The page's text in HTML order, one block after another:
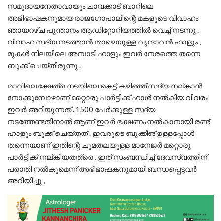
സമുദായനേതാവായും ചാവക്കാട് ബാറിലെ
അഭിഭാഷകനുമായ രാജഗോപാലിന്റെ മകളുടെ വിവാഹം
ഞായറഴ്ച പൂന്താനം ആഡിറ്റോറിയത്തിൽ വെച്ച് നടന്നു .
വിവാഹ സദ്യ നടത്താൻ താഴെയുള്ള വൃന്ദാവൻ ഹാളും ,
മുകൾ നിലയിലെ അമ്പാടി ഹാളും ഇവർ നേരത്തെ തന്നെ
ബുക്ക് ചെയ്തിരുന്നു .
രാവിലെ ക്ഷേത്ര നടയിലെ കെട്ട് കഴിഞ്ഞ് സദ്യ നല്കാൻ
നോക്കുമ്പോഴാണ് മറ്റൊരു പാർട്ടിക്ക് ഹാൾ നൽകിയ വിവരം
ഇവർ അറിയുന്നത് . 1500 പേർക്കുള്ള സദ്യ
നടത്തേണ്ടതിനാൽ ആണ് ഇവർ ഭക്ഷണം നൽകാനായി രണ്ട്
ഹാളും ബുക്ക് ചെയ്തത് . ഇവരുടെ ബുക്കിങ് ഉള്ളപ്പോൾ
തന്നെയാണ് ഇതിന്റെ ചുമതലയുള്ള മാനേജർ മറ്റൊരു
പാർട്ടിക്ക് നല്കിയതത്രെ . ഇത് സംബന്ധിച്ച് ദേവസ്വത്തിന്
പരാതി നൽകുമെന്ന് അഭിഭാഷകനുമായി ബന്ധപ്പെട്ടവർ
അറിയിച്ചു ,